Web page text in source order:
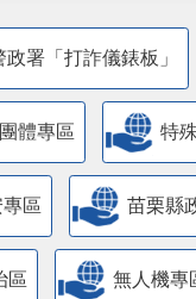
政署「打詐儀錶板」
體專區 特
區 苗栗縣
區 無人機專